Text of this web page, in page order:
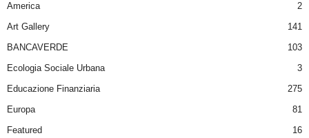
America
2
Art Gallery
141
BANCAVERDE
103
Ecologia Sociale Urbana
3
Educazione Finanziaria
275
Europa
81
Featured
16